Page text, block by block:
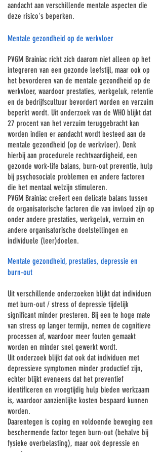
aandacht aan verschillende mentale aspecten die
deze risico's beperken.
Mentale gezondheid op de werkvloer
PVGM Brainiac richt zich daarom niet alleen op het
integreren van een gezonde leefstijl, maar ook op
het bevorderen van de mentale gezondheid op de
werkvloer, waardoor prestaties, werkgeluk, retentie
en de bedrijfscultuur bevordert worden en verzuim
beperkt wordt. Uit onderzoek van de WHO blijkt dat
27 procent van het verzuim teruggebracht kan
worden indien er aandacht wordt besteed aan de
mentale gezondheid (op de werkvloer). Denk
hierbij aan procedurele rechtvaardigheid, een
gezonde work-life balans, burn-out preventie, hulp
bij psychosociale problemen en andere factoren
die het mentaal welzijn stimuleren.
PVGM Brainiac creëert een delicate balans tussen
de organisatorische factoren die van invloed zijn op
onder andere prestaties, werkgeluk, verzuim en
andere organisatorische doelstellingen en
individuele (leer)doelen.
Mentale gezondheid, prestaties, depressie en
burn-out
Uit verschillende onderzoeken blijkt dat individuen
met burn-out / stress of depressie tijdelijk
significant minder presteren. Bij een te hoge mate
van stress op langer termijn, nemen de cognitieve
processen af, waardoor meer fouten gemaakt
worden en minder snel gewerkt wordt.
Uit onderzoek blijkt dat ook dat individuen met
depressieve symptomen minder productief zijn,
echter blijkt eveneens dat het preventief
identificeren en vroegtijdig hulp bieden werkzaam
is, waardoor aanzienlijke kosten bespaard kunnen
worden.
Daarentegen is coping en voldoende beweging een
beschermende factor tegen burn-out (behalve bij
fysieke overbelasting), maar ook depressie en